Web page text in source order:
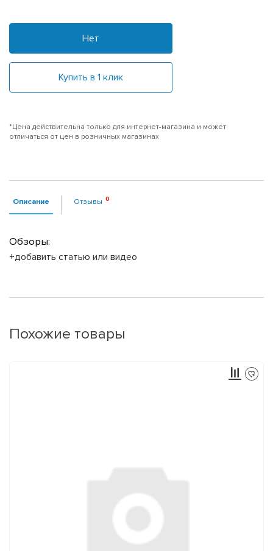
Нет
Купить в 1 клик
*Цена действительна только для интернет-магазина и может
отличаться от цен в розничных магазинах
Описание Отзывы
Обзоры:
+добавить статью или видео
Похожие товары